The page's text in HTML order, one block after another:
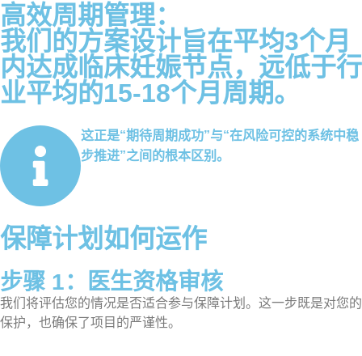
高效周期管理：
我们的方案设计旨在平均3个月
内达成临床妊娠节点，远低于行
业平均的15-18个月周期。
这正是“期待周期成功”与“在风险可控的系统中稳
步推进”之间的根本区别。
保障计划如何运作
步骤 1：医生资格审核
我们将评估您的情况是否适合参与保障计划。这一步既是对您的
保护，也确保了项目的严谨性。